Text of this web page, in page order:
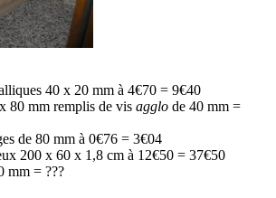
40 x 20 mm à 4€70 = 9€40
80 mm remplis de vis agglo de 40 mm =
de 80 mm à 0€76 = 3€04
200 x 60 x 1,8 cm à 12€50 = 37€50
mm = ???